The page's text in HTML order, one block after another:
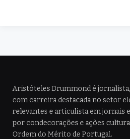
Aristóteles Drummond é
com carreira destacada no setor
relevantes e articulista em jornais
por condecorações e ações
Ordem do Mérito de Portugal.